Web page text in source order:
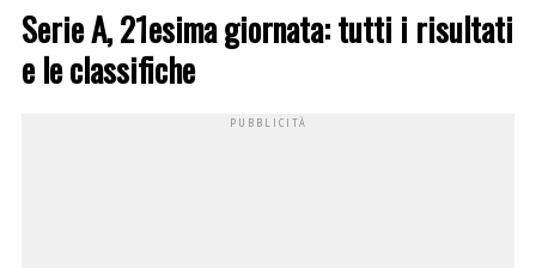
Serie A, 21esima giornata: tutti i risultati
e le classifiche